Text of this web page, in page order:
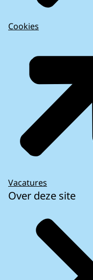
Cookies
Vacatures
Over deze site